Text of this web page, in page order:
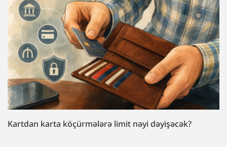
Kartdan karta köçürmələrə limit nəyi dəyişəcək?